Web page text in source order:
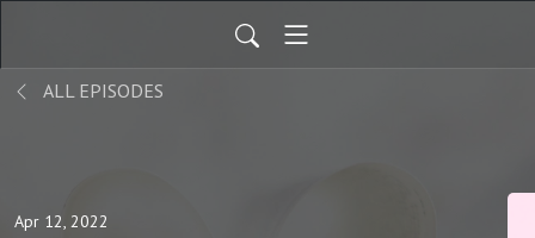
ALL EPISODES
Apr 12, 2022